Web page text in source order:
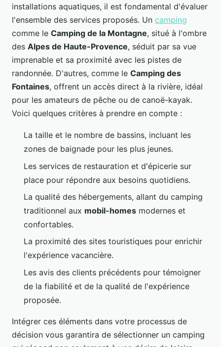
installations aquatiques, il est fondamental d'évaluer
l'ensemble des services proposés. Un camping
comme le Camping de la Montagne, situé à l'ombre
des Alpes de Haute-Provence, séduit par sa vue
imprenable et sa proximité avec les pistes de
randonnée. D'autres, comme le Camping des
Fontaines, offrent un accès direct à la rivière, idéal
pour les amateurs de pêche ou de canoë-kayak.
Voici quelques critères à prendre en compte :
La taille et le nombre de bassins, incluant les
zones de baignade pour les plus jeunes.
Les services de restauration et d'épicerie sur
place pour répondre aux besoins quotidiens.
La qualité des hébergements, allant du camping
traditionnel aux mobil-homes modernes et
confortables.
La proximité des sites touristiques pour enrichir
l'expérience vacancière.
Les avis des clients précédents pour témoigner
de la fiabilité et de la qualité de l'expérience
proposée.
Intégrer ces éléments dans votre processus de
décision vous garantira de sélectionner un camping